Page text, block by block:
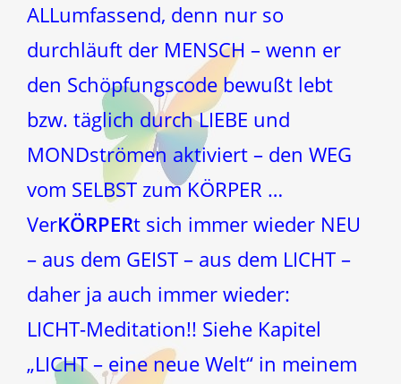
ALLumfassend, denn nur so
durchläuft der MENSCH – wenn er
den Schöpfungscode bewußt lebt
bzw. täglich durch LIEBE und
MONDströmen aktiviert – den WEG
vom SELBST zum KÖRPER …
VerKÖRPERt sich immer wieder NEU
– aus dem GEIST – aus dem LICHT –
daher ja auch immer wieder:
LICHT-Meditation!! Siehe Kapitel
„LICHT – eine neue Welt“ in meinem